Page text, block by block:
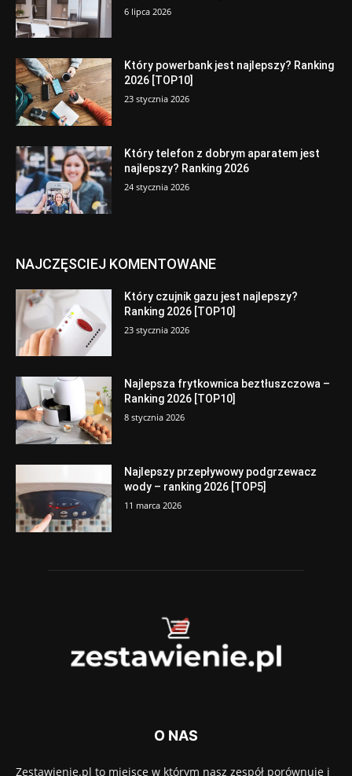
6 lipca 2026
Który powerbank jest najlepszy? Ranking
2026 [TOP10]
23 stycznia 2026
Który telefon z dobrym aparatem jest
najlepszy? Ranking 2026
24 stycznia 2026
NAJCZĘSCIEJ KOMENTOWANE
Który czujnik gazu jest najlepszy?
Ranking 2026 [TOP10]
23 stycznia 2026
Najlepsza frytkownica beztłuszczowa –
Ranking 2026 [TOP10]
8 stycznia 2026
Najlepszy przepływowy podgrzewacz
wody – ranking 2026 [TOP5]
11 marca 2026
O NAS
Zestawienie.pl to miejsce w którym nasz zespół porównuje i